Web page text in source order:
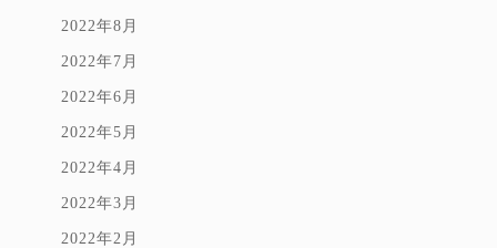
2022年8月
2022年7月
2022年6月
2022年5月
2022年4月
2022年3月
2022年2月